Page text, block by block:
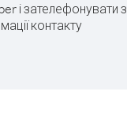
і зателефонувати з
контакту